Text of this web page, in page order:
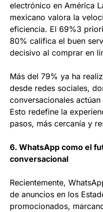
electrónico en América
mexicano valora la
eficiencia. El 69%3
80% califica el buen
decisivo al comprar en
Más del 79% ya ha
desde redes sociales,
conversacionales
Esto redefine la
pasos, más cercanía y
6. WhatsApp como el
conversacional
Recientemente,
de anuncios en los
promocionados,